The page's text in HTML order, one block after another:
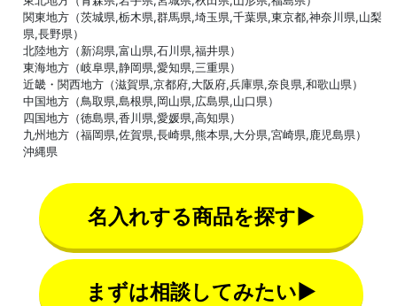
関東地方（茨城県,栃木県,群馬県,埼玉県,千葉県,東京都,神奈川県,山梨
県,長野県）
北陸地方（新潟県,富山県,石川県,福井県）
東海地方（岐阜県,静岡県,愛知県,三重県）
近畿・関西地方（滋賀県,京都府,大阪府,兵庫県,奈良県,和歌山県）
中国地方（鳥取県,島根県,岡山県,広島県,山口県）
四国地方（徳島県,香川県,愛媛県,高知県）
九州地方（福岡県,佐賀県,長崎県,熊本県,大分県,宮崎県,鹿児島県）
沖縄県
名入れする商品を探す▶
まずは相談してみたい▶